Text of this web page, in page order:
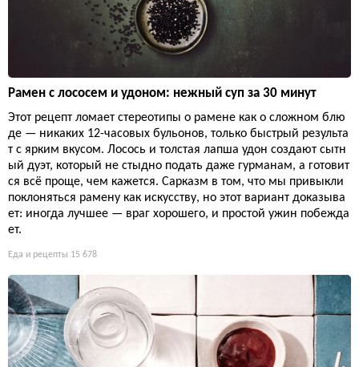
Рамен с лососем и удоном: нежный суп за 30 минут
Этот рецепт ломает стереотипы о рамене как о сложном блю
де — никаких 12-часовых бульонов, только быстрый результа
т с ярким вкусом. Лосось и толстая лапша удон создают сытн
ый дуэт, который не стыдно подать даже гурманам, а готовит
ся всё проще, чем кажется. Сарказм в том, что мы привыкли
поклоняться рамену как искусству, но этот вариант доказыва
ет: иногда лучшее — враг хорошего, и простой ужин побежда
ет.
Еда и рецепты 15 678